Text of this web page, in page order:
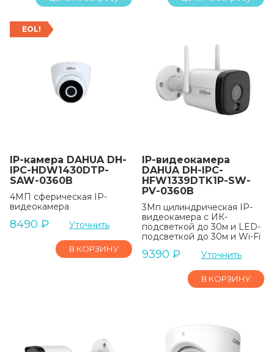
EOL!
IP-камера DAHUA DH-
IPC-HDW1430DTP-
SAW-0360B
4МП сферическая IP-
видеокамера
8490 ₽ Уточнить
В КОРЗИНУ
IP-видеокамера
DAHUA DH-IPC-
HFW1339DTK1P-SW-
PV-0360B
3Мп цилиндрическая IP-
видеокамера с ИК-
подсветкой до 30м и LED-
подсветкой до 30м и Wi-Fi
9390 ₽ Уточнить
В КОРЗИНУ